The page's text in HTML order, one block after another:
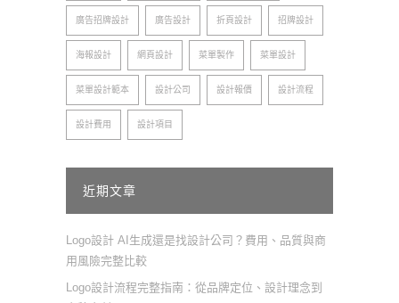
廣告招牌設計 廣告設計 折頁設計 招牌設計
海報設計 網頁設計 菜單製作 菜單設計
菜單設計範本 設計公司 設計報價 設計流程
設計費用 設計項目
近期文章
Logo設計 AI生成還是找設計公司？費用、品質與商
用風險完整比較
Logo設計流程完整指南：從品牌定位、設計理念到